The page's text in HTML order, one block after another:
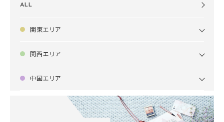
ALL
関東エリア
関西エリア
中国エリア